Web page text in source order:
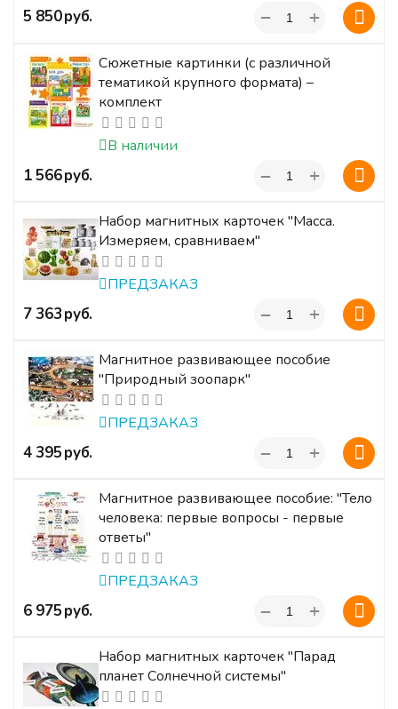
‍5 850‍руб. +
−
Сюжетные картинки (с различной
тематикой крупного формата) –
комплект
В наличии
‍1 566‍руб. +
−
Набор магнитных карточек "Масса.
Измеряем, сравниваем"
ПРЕДЗАКАЗ
‍7 363‍руб. +
−
Магнитное развивающее пособие
"Природный зоопарк"
ПРЕДЗАКАЗ
‍4 395‍руб. +
−
Магнитное развивающее пособие: "Тело
человека: первые вопросы - первые
ответы"
ПРЕДЗАКАЗ
‍6 975‍руб. +
−
Набор магнитных карточек "Парад
планет Солнечной системы"